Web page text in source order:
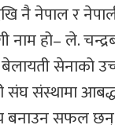
नै नेपाल र
नाम हो– ले.
सेनाको
संस्थामा
बनाउन सफल छन्